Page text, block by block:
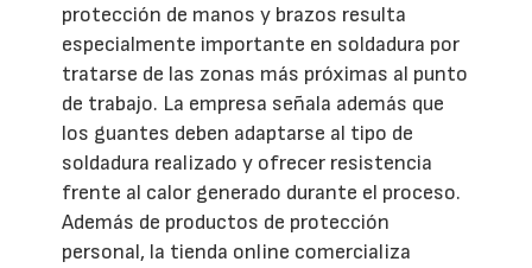
protección de manos y brazos resulta
especialmente importante en soldadura por
tratarse de las zonas más próximas al punto
de trabajo. La empresa señala además que
los guantes deben adaptarse al tipo de
soldadura realizado y ofrecer resistencia
frente al calor generado durante el proceso.
Además de productos de protección
personal, la tienda online comercializa